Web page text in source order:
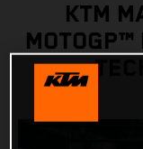
KTM
MOTOGP™